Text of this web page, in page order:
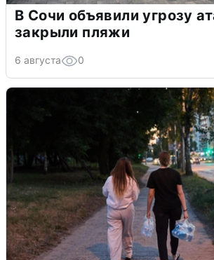
В Сочи объявили угрозу
закрыли пляжи
6 августа 0